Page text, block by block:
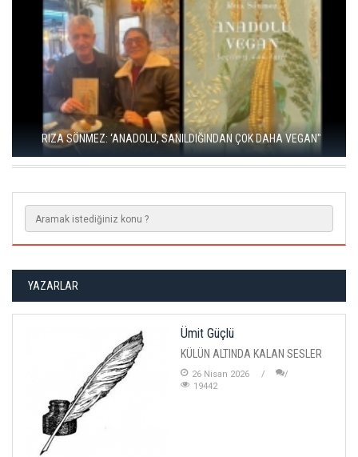
RIZA SÖNMEZ: ‘ANADOLU, SANILDIĞINDAN ÇOK DAHA VEGAN"
YAZARLAR
Ümit Güçlü
KÜLÜN ALTINDA KALAN SESLER
26 Nisan 2026
19442